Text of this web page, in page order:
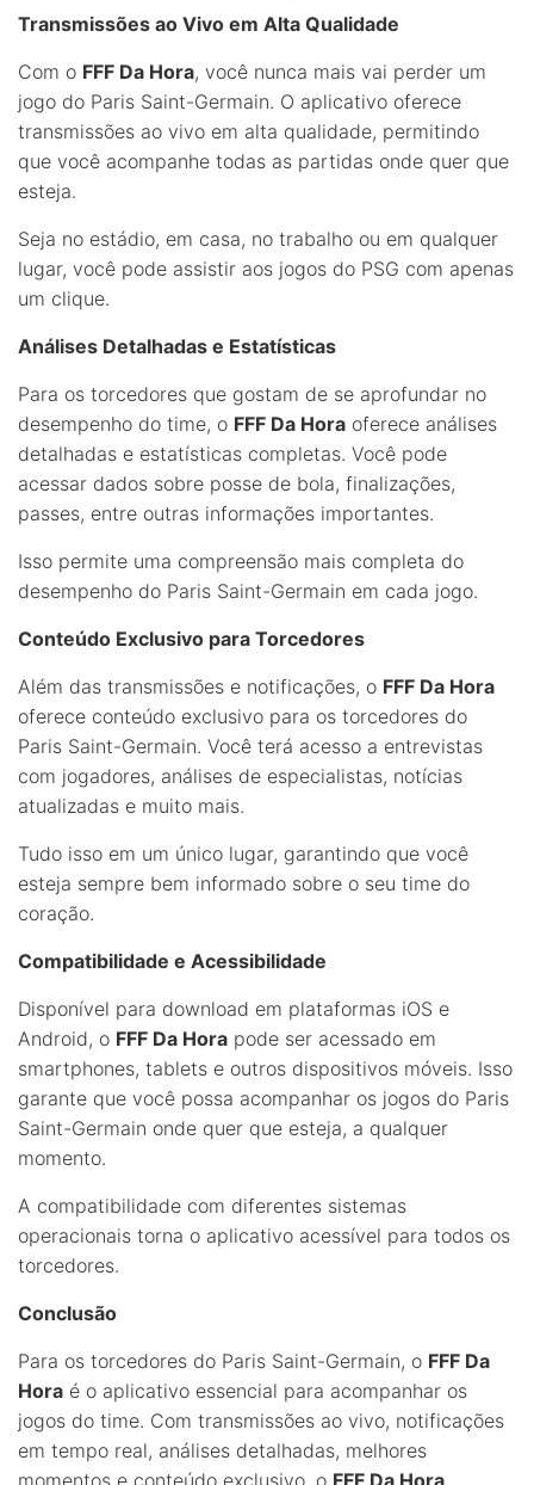
Transmissões ao Vivo em Alta Qualidade
Com o FFF Da Hora, você nunca mais vai perder um
jogo do Paris Saint-Germain. O aplicativo oferece
transmissões ao vivo em alta qualidade, permitindo
que você acompanhe todas as partidas onde quer que
esteja.
Seja no estádio, em casa, no trabalho ou em qualquer
lugar, você pode assistir aos jogos do PSG com apenas
um clique.
Análises Detalhadas e Estatísticas
Para os torcedores que gostam de se aprofundar no
desempenho do time, o FFF Da Hora oferece análises
detalhadas e estatísticas completas. Você pode
acessar dados sobre posse de bola, finalizações,
passes, entre outras informações importantes.
Isso permite uma compreensão mais completa do
desempenho do Paris Saint-Germain em cada jogo.
Conteúdo Exclusivo para Torcedores
Além das transmissões e notificações, o FFF Da Hora
oferece conteúdo exclusivo para os torcedores do
Paris Saint-Germain. Você terá acesso a entrevistas
com jogadores, análises de especialistas, notícias
atualizadas e muito mais.
Tudo isso em um único lugar, garantindo que você
esteja sempre bem informado sobre o seu time do
coração.
Compatibilidade e Acessibilidade
Disponível para download em plataformas iOS e
Android, o FFF Da Hora pode ser acessado em
smartphones, tablets e outros dispositivos móveis. Isso
garante que você possa acompanhar os jogos do Paris
Saint-Germain onde quer que esteja, a qualquer
momento.
A compatibilidade com diferentes sistemas
operacionais torna o aplicativo acessível para todos os
torcedores.
Conclusão
Para os torcedores do Paris Saint-Germain, o FFF Da
Hora é o aplicativo essencial para acompanhar os
jogos do time. Com transmissões ao vivo, notificações
em tempo real, análises detalhadas, melhores
momentos e conteúdo exclusivo, o FFF Da Hora